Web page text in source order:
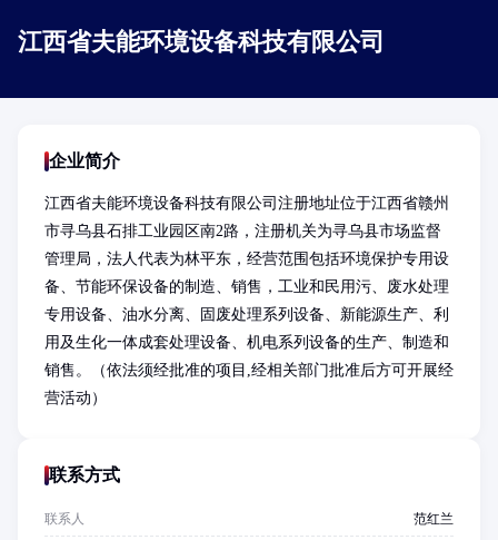
江西省夫能环境设备科技有限公司
企业简介
江西省夫能环境设备科技有限公司注册地址位于江西省赣州
市寻乌县石排工业园区南2路，注册机关为寻乌县市场监督
管理局，法人代表为林平东，经营范围包括环境保护专用设
备、节能环保设备的制造、销售，工业和民用污、废水处理
专用设备、油水分离、固废处理系列设备、新能源生产、利
用及生化一体成套处理设备、机电系列设备的生产、制造和
销售。（依法须经批准的项目,经相关部门批准后方可开展经
营活动）
联系方式
联系人 范红兰